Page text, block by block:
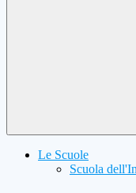
Le Scuole
Scuola